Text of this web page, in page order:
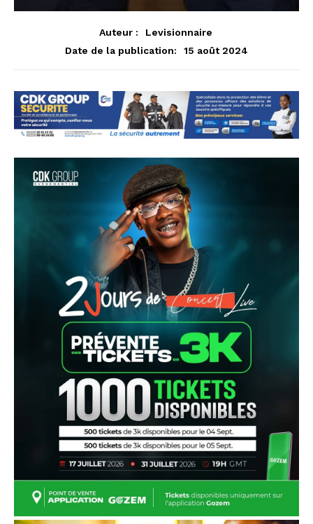
Auteur :
Levisionnaire
Date de la publication:
15 août 2024